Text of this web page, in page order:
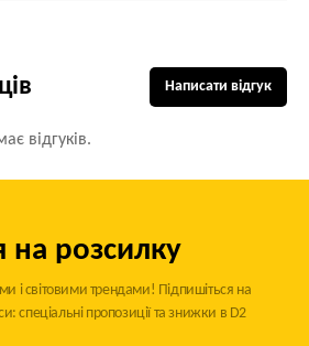
відгуків.
Написати відгук
на розсилку
і світовими трендами! Підпишіться на
спеціальні пропозиції та знижки в D2